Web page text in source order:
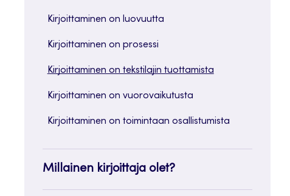
Kirjoittaminen on luovuutta
Kirjoittaminen on prosessi
Kirjoittaminen on tekstilajin tuottamista
Kirjoittaminen on vuorovaikutusta
Kirjoittaminen on toimintaan osallistumista
Millainen kirjoittaja olet?